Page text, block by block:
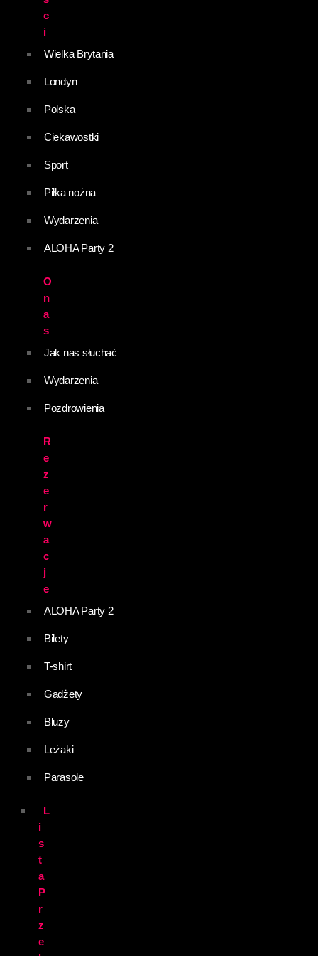
c
i
Wielka Brytania
Londyn
Polska
Ciekawostki
Sport
Piłka nożna
Wydarzenia
ALOHA Party 2
O
n
a
s
Jak nas słuchać
Wydarzenia
Pozdrowienia
R
e
z
e
r
w
a
c
j
e
ALOHA Party 2
Bilety
T-shirt
Gadżety
Bluzy
Leżaki
Parasole
L
i
s
t
a
P
r
z
e